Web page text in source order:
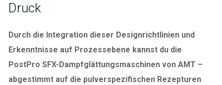
Druck
Durch die Integration dieser Designrichtlinien und
Erkenntnisse auf Prozessebene kannst du die
PostPro SFX-Dampfglättungsmaschinen von AMT –
abgestimmt auf die pulverspezifischen Rezepturen